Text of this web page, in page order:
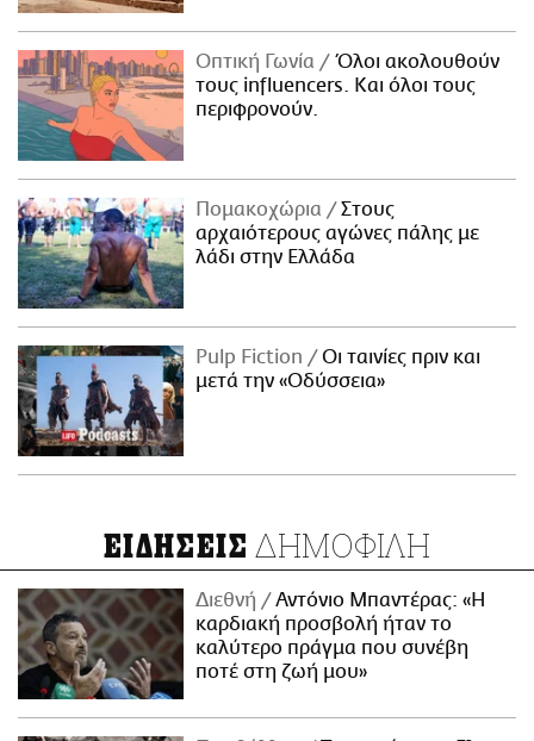
Οπτική Γωνία
Όλοι ακολουθούν
τους influencers. Και όλοι τους
περιφρονούν.
Πομακοχώρια
Στους
αρχαιότερους αγώνες πάλης με
λάδι στην Ελλάδα
Pulp Fiction
Οι ταινίες πριν και
μετά την «Οδύσσεια»
ΕΙΔΗΣΕΙΣ ΔΗΜΟΦΙΛΗ
Διεθνή
Αντόνιο Μπαντέρας: «Η
καρδιακή προσβολή ήταν το
καλύτερο πράγμα που συνέβη
ποτέ στη ζωή μου»